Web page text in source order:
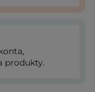
produkty.